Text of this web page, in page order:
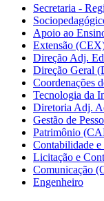
Secretaria -
Apoio ao
Extensão
Direção Adj.
Direção Geral
Coordenações
Tecnologia da
Diretoria Adj.
Gestão de
Patrimônio
Contabilidade
Licitação e
Comunicação
Engenheiro